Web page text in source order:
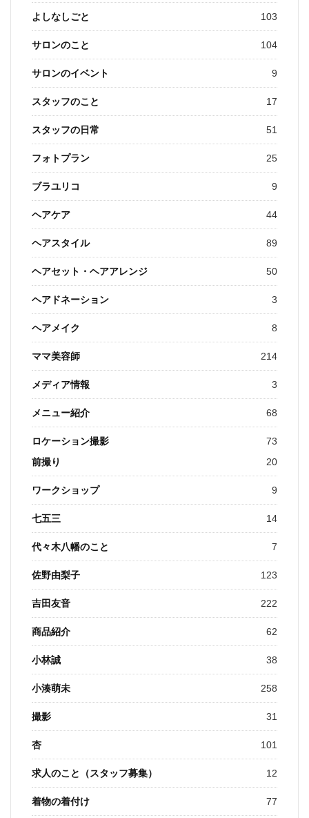
よしなしごと 103
サロンのこと 104
サロンのイベント 9
スタッフのこと 17
スタッフの日常 51
フォトプラン 25
ブラユリコ 9
ヘアケア 44
ヘアスタイル 89
ヘアセット・ヘアアレンジ 50
ヘアドネーション 3
ヘアメイク 8
ママ美容師 214
メディア情報 3
メニュー紹介 68
ロケーション撮影
73
前撮り
20
ワークショップ 9
七五三 14
代々木八幡のこと 7
佐野由梨子 123
吉田友音 222
商品紹介 62
小林誠 38
小湊萌未 258
撮影 31
杏 101
求人のこと（スタッフ募集） 12
着物の着付け 77